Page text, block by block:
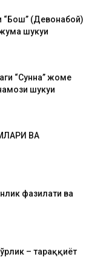
“Бош” (Девонабой)
шукуҳи
“Сунна” жоме
шукуҳи
ВА
фазилати ва
– тараққиёт